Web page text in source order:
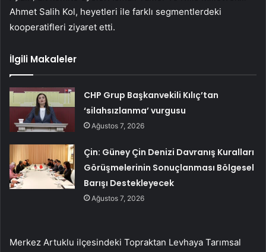
Ahmet Salih Kol, heyetleri ile farklı segmentlerdeki
kooperatifleri ziyaret etti.
İlgili Makaleler
CHP Grup Başkanvekili Kılıç’tan
‘silahsızlanma’ vurgusu
Ağustos 7, 2026
Çin: Güney Çin Denizi Davranış Kuralları
Görüşmelerinin Sonuçlanması Bölgesel
Barışı Destekleyecek
Ağustos 7, 2026
Merkez Artuklu ilçesindeki Topraktan Levhaya Tarımsal